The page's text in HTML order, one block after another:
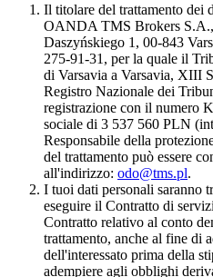
Il titolare del trattamento dei
OANDA TMS Brokers S.A.,
Daszyńskiego 1, 00-843
275-91-31, per la quale il
di Varsavia a Varsavia, XIII
Registro Nazionale dei
registrazione con il numero
sociale di 3 537 560 PLN
Responsabile della
del trattamento può essere
all'indirizzo: odo@tms.pl.
I tuoi dati personali saranno
eseguire il Contratto di
Contratto relativo al conto
trattamento, anche al fine di
dell'interessato prima della
adempiere agli obblighi